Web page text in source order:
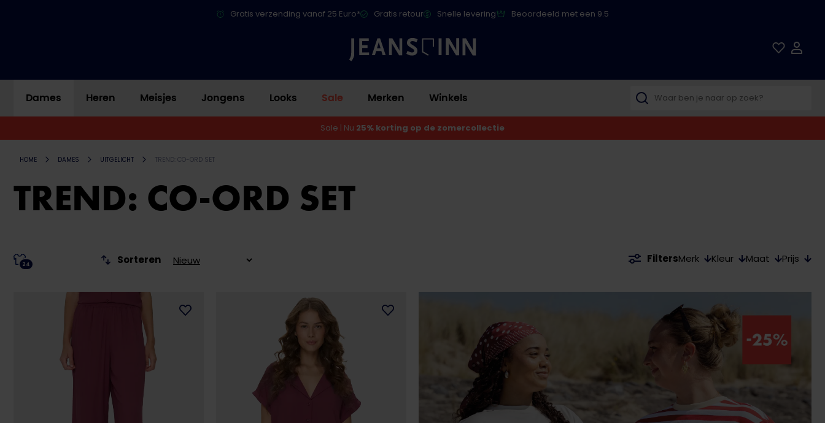
Gratis verzending vanaf 25 Euro* Gratis retour Snelle levering Beoordeeld met een 9.5
Dames Heren Meisjes Jongens Looks Sale Merken Winkels
Sale | Nu 25% korting op de zomercollectie
HOME DAMES UITGELICHT TREND: CO-ORD SET
TREND: CO-ORD SET
FiltersMerk Kleur Maat Prijs
24 Sorteren